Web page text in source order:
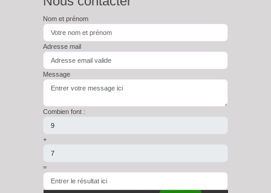
Nom et prénom
Adresse mail
Message
Combien font :
+
=